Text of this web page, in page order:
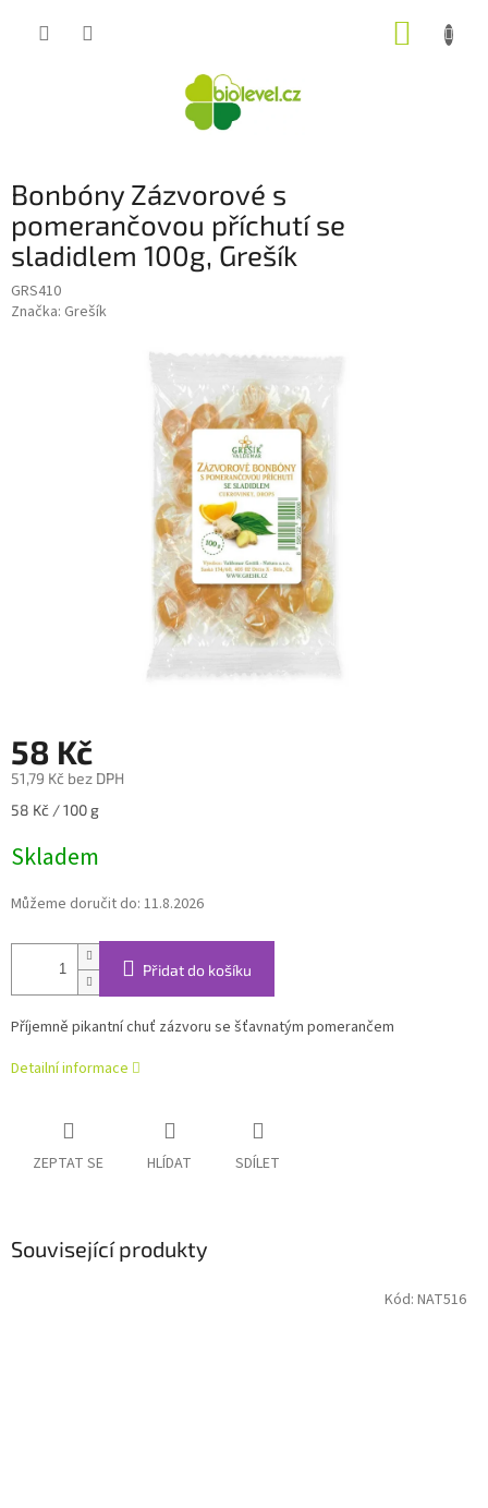
Bonbóny Zázvorové s
pomerančovou příchutí se
sladidlem 100g, Grešík
GRS410
Značka: Grešík
58 Kč
51,79 Kč bez DPH
Měrná
58 Kč / 100 g
Skladem
Můžeme doručit do: 11.8.2026
Přidat do košíku
Příjemně pikantní chuť zázvoru se šťavnatým pomerančem
Detailní informace
ZEPTAT SE HLÍDAT SDÍLET
Související produkty
Kód: NAT516